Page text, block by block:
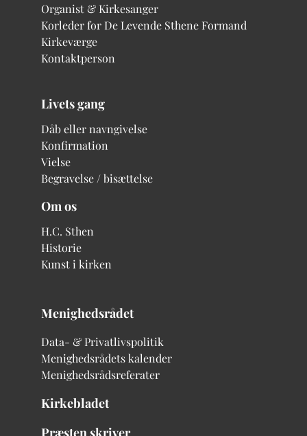
Organist & Kirkesanger
Korleder for De Levende Sthene Formand
Kirkeværge
Kontaktperson
Livets gang
Dåb eller navngivelse
Konfirmation
Vielse
Begravelse / bisættelse
Om os
H.C. Sthen
Historie
Kunst i kirken
Menighedsrådet
Data- & Privatlivspolitik
Menighedsrådets kalender
Menighedsrådsreferater
Kirkebladet
Præsten skriver